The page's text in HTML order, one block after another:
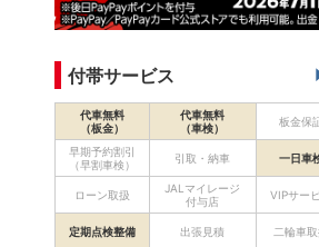
付帯サービス
代車無料
（板金）
代車無料
（車検）
板金保
早期予約割引
（早割車検）
引取・納車 一日車
ローン取扱
JALマイレージ
付与店
VIPサー
定期点検整備 出張見積 二輪車取